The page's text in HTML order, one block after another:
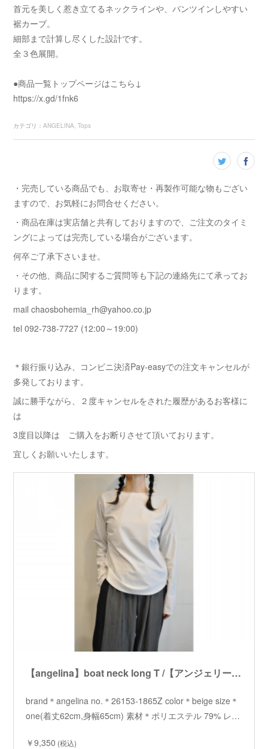
首元を美しく惹き立てるネックラインや、パンツインしやすい
裾カーブ。
細部まで計算し尽くした設計です。
全３色展開。
●商品一覧トップページはこちら↓
https://x.gd/1fnk6
カテゴリ ：ANGELINA Tops
・完売している商品でも、お取寄せ・再製作可能な物もござい
ますので、お気軽にお問合せください。
・商品在庫は実店舗と共有しておりますので、ご注文のタイミ
ングによっては完売している場合がございます。
何卒ご了承下さいませ。
・その他、商品に関するご質問等も下記の連絡先にて承ってお
ります。
mail chaosbohemia_rh@yahoo.co.jp
tel 092-738-7727 (12:00～19:00)
＊銀行振り込み、コンビニ決済Pay-easyでの注文キャンセルが
多発しております。
誠に勝手ながら、２度キャンセルをされた履歴があるお客様に
は
3度目以降は ご購入をお断りさせて頂いております。
宜しくお願いいたします。
【angelina】boat neck long T /【アンジェリーナ】ボートネックロンT
brand＊angelina no.＊26153-1865Z color＊beige size＊
one(着丈62cm,身幅65cm) 素材＊ポリエステル 79% レ…
￥9,350 (税込)